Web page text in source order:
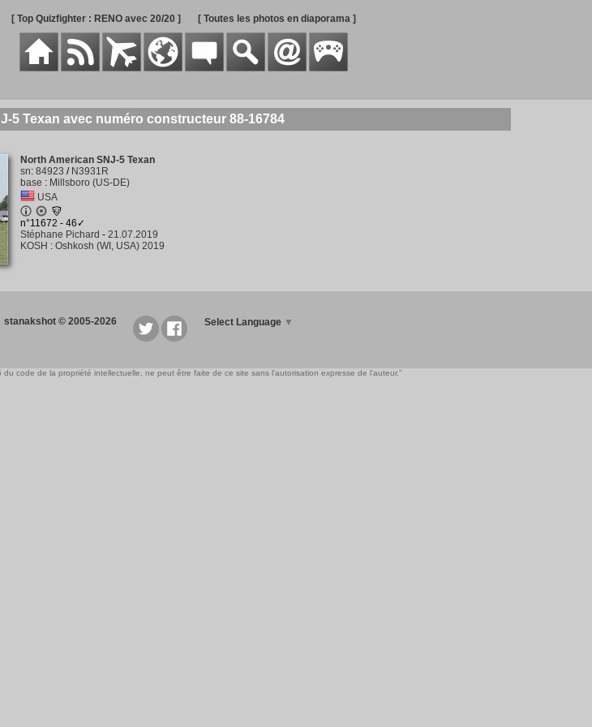
[ Top Quizfighter : RENO avec 20/20 ] [ Toutes les photos en diaporama ]
5 Texan avec numéro constructeur 88-16784
North American SNJ-5 Texan
sn: 84923 / N3931R
base : Millsboro (US-DE)
USA
n°11672 - 46✓
Stéphane Pichard - 21.07.2019
KOSH : Oshkosh (WI, USA) 2019
stanakshot © 2005-2026 Select Language ▼
code de la propriété intellectuelle, ne peut être faite de ce site sans l'autorisation expresse de l'auteur."